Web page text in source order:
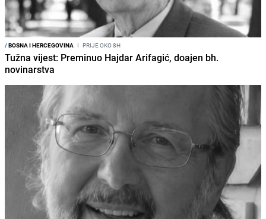
/BOSNA I HERCEGOVINA I PRIJE OKO 8H
Tužna vijest: Preminuo Hajdar Arifagić, doajen bh.
novinarstva